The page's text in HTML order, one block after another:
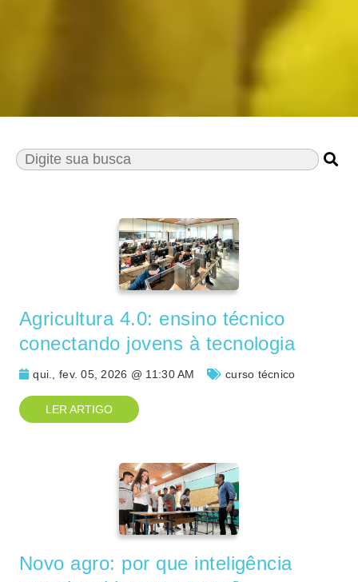
Agricultura 4.0: ensino técnico
conectando jovens à tecnologia
qui., fev. 05, 2026 @ 11:30 AM curso técnico
LER ARTIGO
Novo agro: por que inteligência